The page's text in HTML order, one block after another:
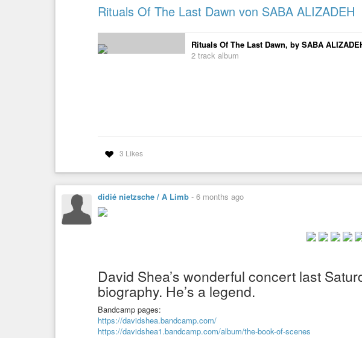
Rituals Of The Last Dawn von SABA ALIZADEH
Rituals Of The Last Dawn, by SABA
2 track album
3 Likes
didié nietzsche / A Limb - 6 months ago
David Shea’s wonderful concert last
biography. He’s a legend.
Bandcamp pages:
https://davidshea.bandcamp.com/
https://davidshea1.bandcamp.com/album/the-book-of-scenes